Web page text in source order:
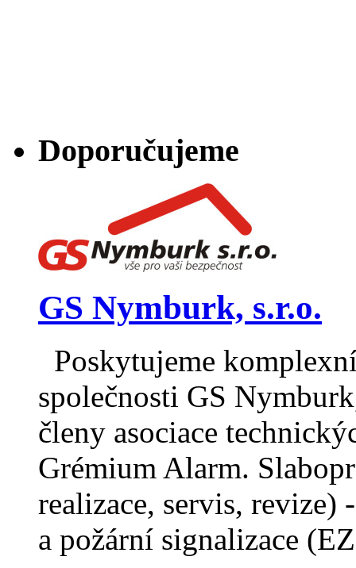
Doporučujeme
GS Nymburk, s.r.o.
Poskytujeme
společnosti GS
členy asociace
Grémium Alarm.
realizace, servis,
a požární signalizace